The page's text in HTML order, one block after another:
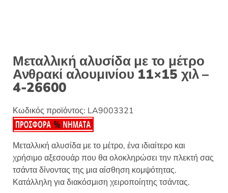
Μεταλλική αλυσίδα με το μέτρο
Ανθρακί αλουμινίου 11×15 χιλ –
4-26600
Κωδικός προϊόντος: LA9003321
Μεταλλική αλυσίδα με το μέτρο, ένα ιδιαίτερο και
χρήσιμο αξεσουάρ που θα ολοκληρώσει την πλεκτή σας
τσάντα δίνοντας της μια αίσθηση κομψότητας.
Κατάλληλη για διακόσμιση χειροποίητης τσάντας.